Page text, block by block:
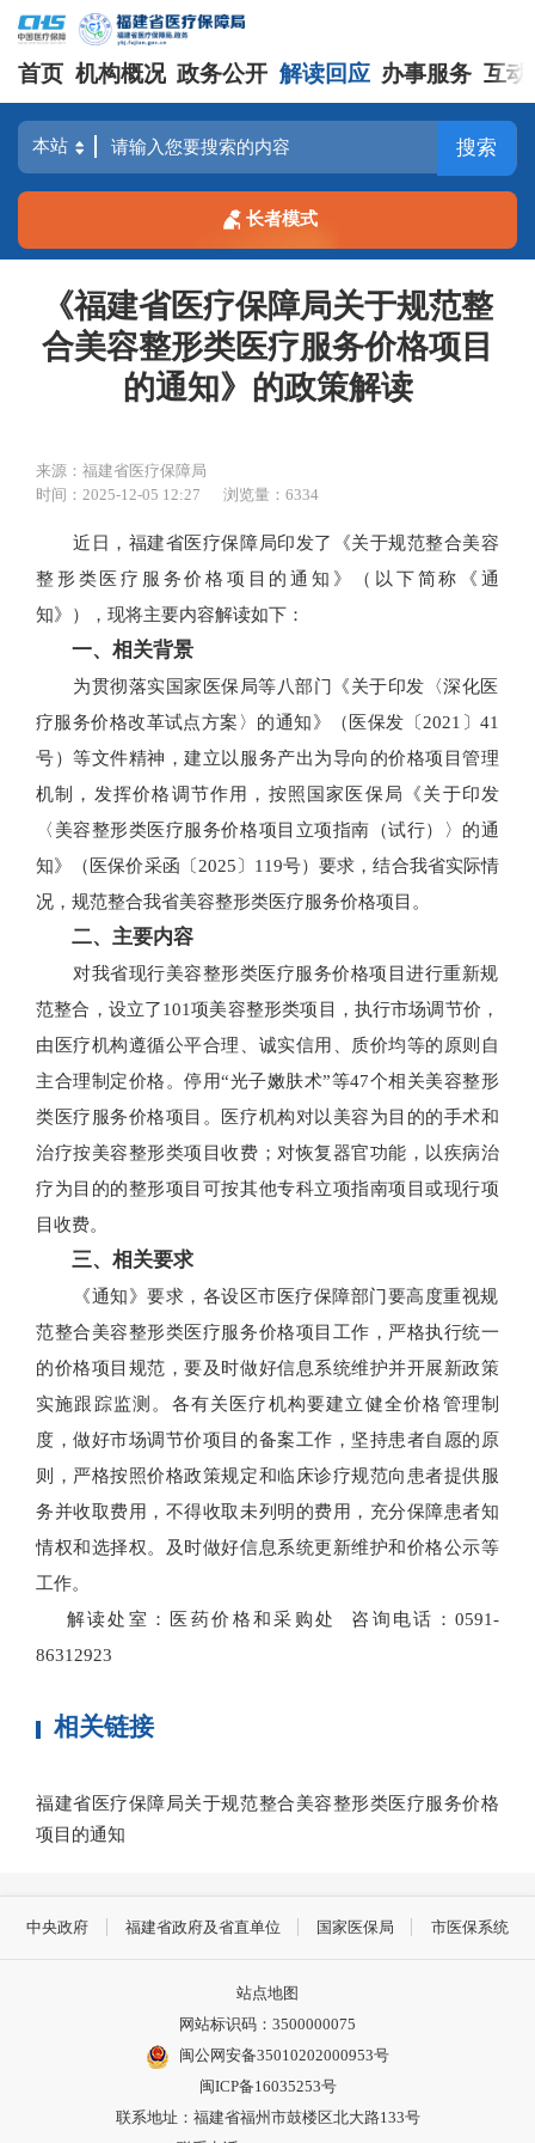
首页 机构概况 政务公开 解读回应 办事服务 互动
搜索
长者模式
《福建省医疗保障局关于规范整
合美容整形类医疗服务价格项目
的通知》的政策解读
来源：福建省医疗保障局
时间：2025-12-05 12:27
浏览量：6334
近日，福建省医疗保障局印发了《关于规范整合美容
整形类医疗服务价格项目的通知》（以下简称《通
知》），现将主要内容解读如下：
一、相关背景
为贯彻落实国家医保局等八部门《关于印发〈深化医
疗服务价格改革试点方案〉的通知》（医保发〔2021〕41
号）等文件精神，建立以服务产出为导向的价格项目管理
机制，发挥价格调节作用，按照国家医保局《关于印发
〈美容整形类医疗服务价格项目立项指南（试行）〉的通
知》（医保价采函〔2025〕119号）要求，结合我省实际情
况，规范整合我省美容整形类医疗服务价格项目。
二、主要内容
对我省现行美容整形类医疗服务价格项目进行重新规
范整合，设立了101项美容整形类项目，执行市场调节价，
由医疗机构遵循公平合理、诚实信用、质价均等的原则自
主合理制定价格。停用“光子嫩肤术”等47个相关美容整形
类医疗服务价格项目。医疗机构对以美容为目的的手术和
治疗按美容整形类项目收费；对恢复器官功能，以疾病治
疗为目的的整形项目可按其他专科立项指南项目或现行项
目收费。
三、相关要求
《通知》要求，各设区市医疗保障部门要高度重视规
范整合美容整形类医疗服务价格项目工作，严格执行统一
的价格项目规范，要及时做好信息系统维护并开展新政策
实施跟踪监测。各有关医疗机构要建立健全价格管理制
度，做好市场调节价项目的备案工作，坚持患者自愿的原
则，严格按照价格政策规定和临床诊疗规范向患者提供服
务并收取费用，不得收取未列明的费用，充分保障患者知
情权和选择权。及时做好信息系统更新维护和价格公示等
工作。
解读处室：医药价格和采购处 咨询电话：0591-
86312923
相关链接
福建省医疗保障局关于规范整合美容整形类医疗服务价格
项目的通知
中央政府 福建省政府及省直单位 国家医保局 市医保系统
站点地图
网站标识码：3500000075
闽公网安备35010202000953号
闽ICP备16035253号
联系地址：福建省福州市鼓楼区北大路133号